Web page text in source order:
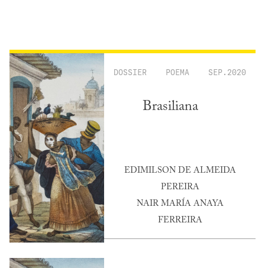
DOSSIER POEMA SEP.2020
Brasiliana
EDIMILSON DE ALMEIDA
PEREIRA
NAIR MARÍA ANAYA
FERREIRA